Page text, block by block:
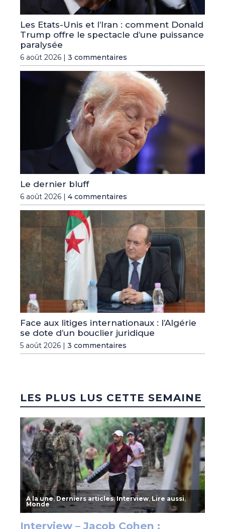
Les Etats-Unis et l’Iran : comment Donald
Trump offre le spectacle d’une puissance
paralysée
6 août 2026 | 3 commentaires
Le dernier bluff
6 août 2026 | 4 commentaires
Face aux litiges internationaux : l’Algérie
se dote d’un bouclier juridique
5 août 2026 | 3 commentaires
LES PLUS LUS CETTE SEMAINE